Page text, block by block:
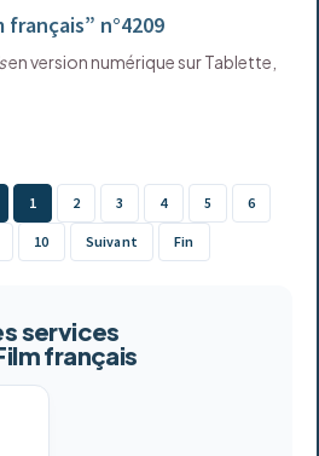
français” n°4209
en version numérique sur Tablette,
1 2 3 4 5 6
10 Suivant Fin
services
français